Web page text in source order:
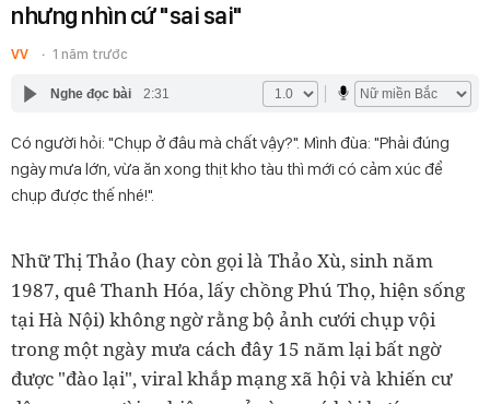
nhưng nhìn cứ "sai sai"
VV 1 năm trước
Nghe đọc bài 2:31
Có người hỏi: "Chụp ở đâu mà chất vậy?". Mình đùa: "Phải đúng
ngày mưa lớn, vừa ăn xong thịt kho tàu thì mới có cảm xúc để
chụp được thế nhé!".
Nhữ Thị Thảo (hay còn gọi là Thảo Xù, sinh năm
1987, quê Thanh Hóa, lấy chồng Phú Thọ, hiện sống
tại Hà Nội) không ngờ rằng bộ ảnh cưới chụp vội
trong một ngày mưa cách đây 15 năm lại bất ngờ
được "đào lại", viral khắp mạng xã hội và khiến cư